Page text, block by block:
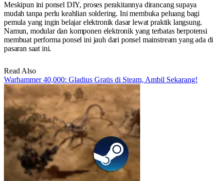
Meskipun ini ponsel DIY, proses perakitannya dirancang supaya
mudah tanpa perlu keahlian soldering. Ini membuka peluang bagi
pemula yang ingin belajar elektronik dasar lewat praktik langsung.
Namun, modular dan komponen elektronik yang terbatas berpotensi
membuat performa ponsel ini jauh dari ponsel mainstream yang ada di
pasaran saat ini.
Read Also
Warhammer 40,000: Gladius Gratis di Steam, Ambil Sekarang!